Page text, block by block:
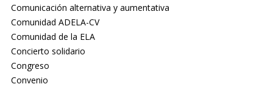
Comunicación alternativa y aumentativa
Comunidad ADELA-CV
Comunidad de la ELA
Concierto solidario
Congreso
Convenio